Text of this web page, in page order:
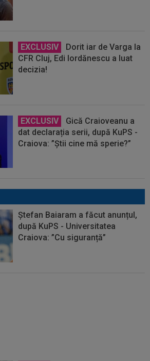
EXCLUSIV
Dorit iar de Varga la
CFR Cluj, Edi Iordănescu a luat
decizia!
EXCLUSIV
Gică Craioveanu a
dat declarația serii, după KuPS -
Craiova: ”Știi cine mă sperie?”
Ștefan Baiaram a făcut anunțul,
după KuPS - Universitatea
Craiova: ”Cu siguranță”